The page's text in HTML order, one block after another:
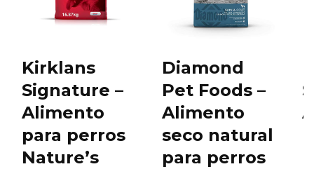
Kirklans
Signature –
Alimento
para perros
Nature’s
Diamond
Pet Foods –
Alimento
seco natural
para perros